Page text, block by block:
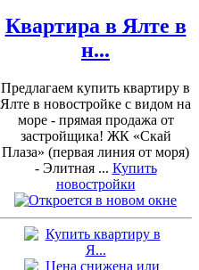
Квартира в Ялте в
н...
Предлагаем купить квартиру в
Ялте в новостройке с видом на
море - прямая продажа от
застройщика! ЖК «Скай
Плаза» (первая линия от моря)
- Элитная ... Купить
новостройки